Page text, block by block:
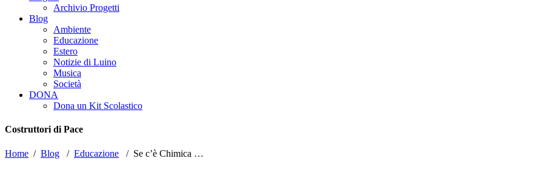
Archivio Progetti
Blog
Ambiente
Educazione
Estero
Notizie di Luino
Musica
Società
DONA
Dona un Kit Scolastico
Costruttori di Pace
Home / Blog / Educazione / Se c’è Chimica …